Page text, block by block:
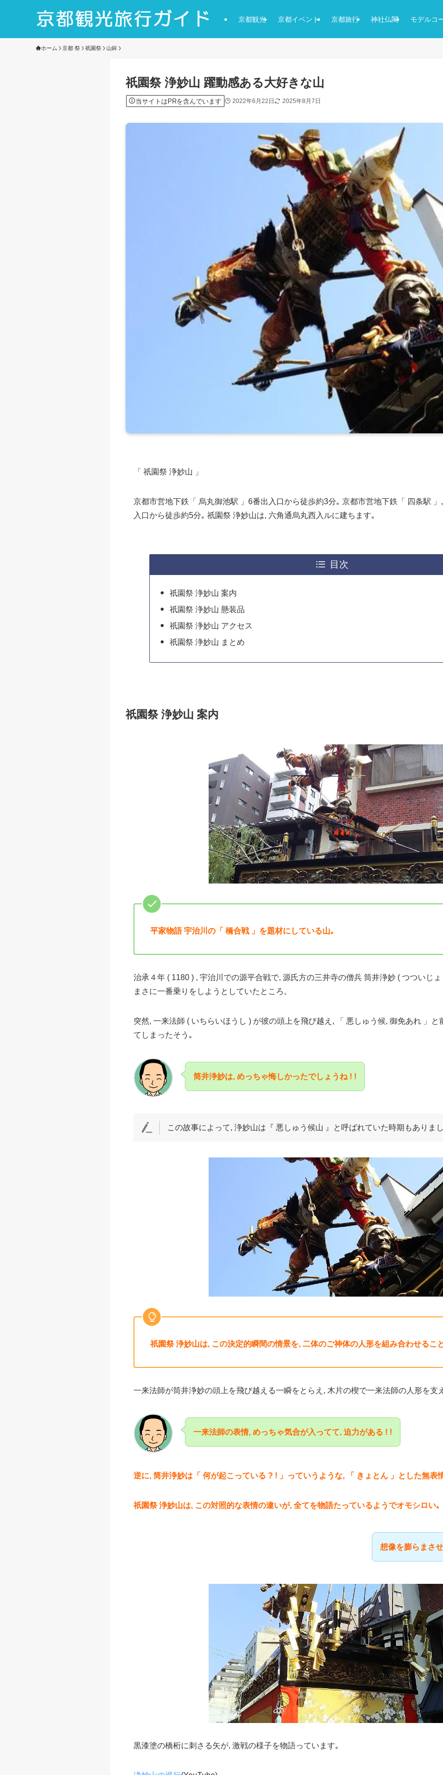
京都観光 京都イベント 京都旅行 神社仏閣 モデルコ
ホーム 京都 祭 祇園祭 山鉾
祇園祭 浄妙山 躍動感ある大好きな山
当サイトはPRを含んでいます 2022年6月22日 2025年8月7日
「 祇園祭 浄妙山 」
京都市営地下鉄「 烏丸御池駅 」6番出入口から徒歩約3分｡ 京都市営地下鉄「 四条駅
入口から徒歩約5分｡ 祇園祭 浄妙山は, 六角通烏丸西入ルに建ちます｡
目次
祇園祭 浄妙山 案内
祇園祭 浄妙山 懸装品
祇園祭 浄妙山 アクセス
祇園祭 浄妙山 まとめ
祇園祭 浄妙山 案内
平家物語 宇治川の「 橋合戦 」を題材にしている山｡
治承４年 ( 1180 ) , 宇治川での源平合戦で, 源氏方の三井寺の僧兵 筒井浄妙 ( つついじ
まさに一番乗りをしようとしていたところ。
突然, 一来法師 ( いちらいほうし ) が彼の頭上を飛び越え, 「 悪しゅう候, 御免あれ 」
てしまったそう｡
筒井浄妙は, めっちゃ悔しかったでしょうね ! !
この故事によって, 浄妙山は『 悪しゅう候山 』と呼ばれていた時期もありま
祇園祭 浄妙山は, この決定的瞬間の情景を, 二体のご神体の人形を組み合わせるこ
一来法師が筒井浄妙の頭上を飛び越える一瞬をとらえ, 木片の楔で一来法師の人形を支
一来法師の表情, めっちゃ気合が入ってて, 迫力がある ! !
逆に, 筒井浄妙は「 何が起こっている ? ! 」っていうような, 「 きょとん 」とした無表
祇園祭 浄妙山は, この対照的な表情の違いが, 全てを物語たっているようでオモシロい｡
想像を膨らまさ
黒漆塗の橋桁に刺さる矢が, 激戦の様子を物語っています｡